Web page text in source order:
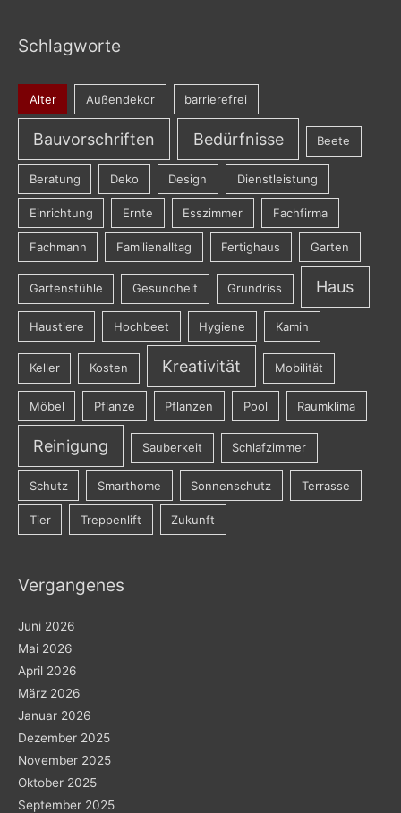
Schlagworte
Alter Außendekor barrierefrei
Bauvorschriften Bedürfnisse Beete
Beratung Deko Design Dienstleistung
Einrichtung Ernte Esszimmer Fachfirma
Fachmann Familienalltag Fertighaus Garten
Gartenstühle Gesundheit Grundriss Haus
Haustiere Hochbeet Hygiene Kamin
Keller Kosten Kreativität Mobilität
Möbel Pflanze Pflanzen Pool Raumklima
Reinigung Sauberkeit Schlafzimmer
Schutz Smarthome Sonnenschutz Terrasse
Tier Treppenlift Zukunft
Vergangenes
Juni 2026
Mai 2026
April 2026
März 2026
Januar 2026
Dezember 2025
November 2025
Oktober 2025
September 2025